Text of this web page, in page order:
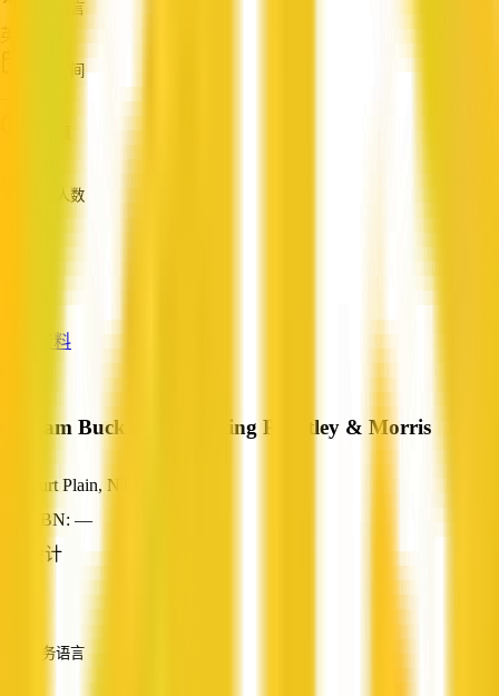
服务语言
成立时间
员工人数
查看资料
William Buck incorporating Priestley & Morris
Burt Plain, NT
ABN: —
会计
服务语言